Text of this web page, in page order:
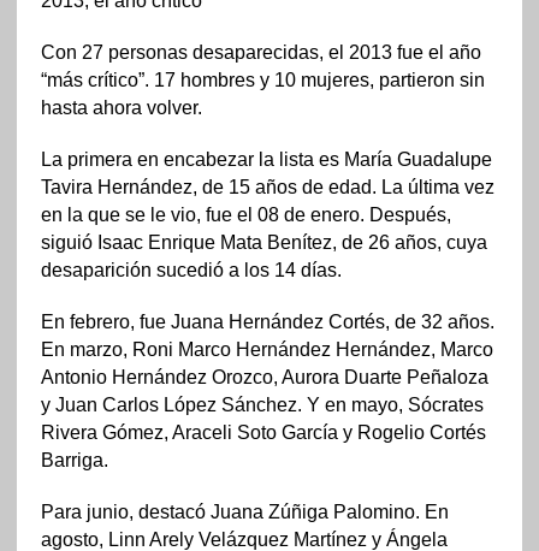
Con 27 personas desaparecidas, el 2013 fue el año
“más crítico”. 17 hombres y 10 mujeres, partieron sin
hasta ahora volver.
La primera en encabezar la lista es María Guadalupe
Tavira Hernández, de 15 años de edad. La última vez
en la que se le vio, fue el 08 de enero. Después,
siguió Isaac Enrique Mata Benítez, de 26 años, cuya
desaparición sucedió a los 14 días.
En febrero, fue Juana Hernández Cortés, de 32 años.
En marzo, Roni Marco Hernández Hernández, Marco
Antonio Hernández Orozco, Aurora Duarte Peñaloza
y Juan Carlos López Sánchez. Y en mayo, Sócrates
Rivera Gómez, Araceli Soto García y Rogelio Cortés
Barriga.
Para junio, destacó Juana Zúñiga Palomino. En
agosto, Linn Arely Velázquez Martínez y Ángela